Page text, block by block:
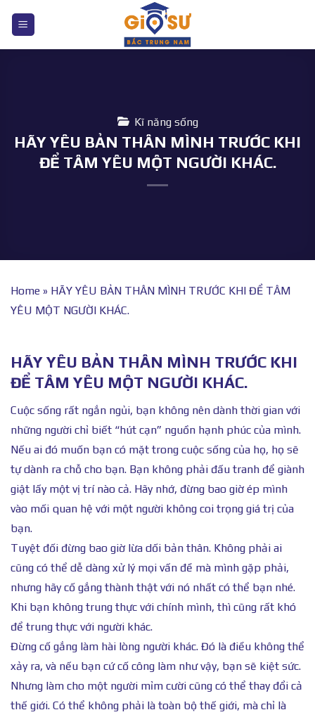
nội
Kĩ năng sống
HÃY YÊU BẢN THÂN MÌNH TRƯỚC KHI
ĐỂ TÂM YÊU MỘT NGƯỜI KHÁC.
Home » HÃY YÊU BẢN THÂN MÌNH TRƯỚC KHI ĐỂ TÂM
YÊU MỘT NGƯỜI KHÁC.
HÃY YÊU BẢN THÂN MÌNH TRƯỚC KHI
ĐỂ TÂM YÊU MỘT NGƯỜI KHÁC.
Cuộc sống rất ngắn ngủi, bạn không nên dành thời gian với
những người chỉ biết “hút cạn” nguồn hạnh phúc của mình.
Nếu ai đó muốn bạn có mặt trong cuộc sống của họ, họ sẽ
tự dành ra chỗ cho bạn. Bạn không phải đấu tranh để giành
giật lấy một vị trí nào cả. Hãy nhớ, đừng bao giờ ép mình
vào mối quan hệ với một người không coi trọng giá trị của
bạn.
Tuyệt đối đừng bao giờ lừa dối bản thân. Không phải ai
cũng có thể dễ dàng xử lý mọi vấn đề mà mình gặp phải,
nhưng hãy cố gắng thành thật với nó nhất có thể bạn nhé.
Khi bạn không trung thực với chính mình, thì cũng rất khó
để trung thực với người khác.
Đừng cố gắng làm hài lòng người khác. Đó là điều không thể
xảy ra, và nếu bạn cứ cố công làm như vậy, bạn sẽ kiệt sức.
Nhưng làm cho một người mỉm cười cũng có thể thay đổi cả
thế giới. Có thể không phải là toàn bộ thế giới, mà chỉ là